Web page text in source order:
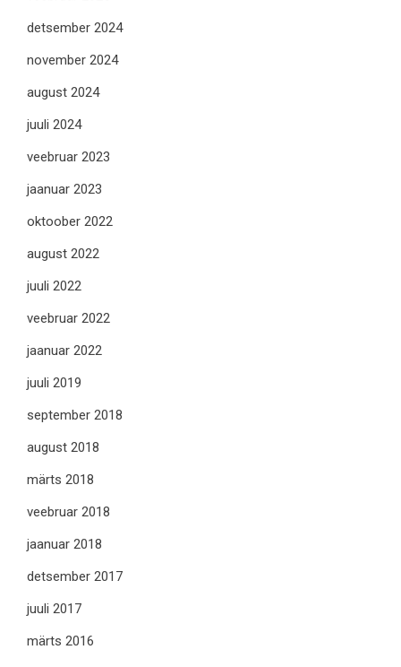
detsember 2024
november 2024
august 2024
juuli 2024
veebruar 2023
jaanuar 2023
oktoober 2022
august 2022
juuli 2022
veebruar 2022
jaanuar 2022
juuli 2019
september 2018
august 2018
märts 2018
veebruar 2018
jaanuar 2018
detsember 2017
juuli 2017
märts 2016